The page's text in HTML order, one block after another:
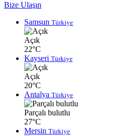
Bize Ulaşın
Samsun Türkiye
Açık
22°C
Kayseri Türkiye
Açık
20°C
Antalya Türkiye
Parçalı bulutlu
27°C
Mersin Türkiye